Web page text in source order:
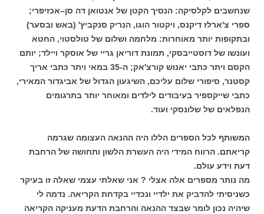
שנחשבים לקלסיקה: הנסיך הקטן של אנטואן דה סן–אכזיפרי;
ספרי צ'ארלז דיקנס, ויקטור הוגו, הנריק סנקביץ' (באש ובסער)
ובתקופות יותר מאוחרות: מלחמה ושלום של טולסטוי, החטא
ועונשו של דוסטייבסקי, תמונת דוריאן גריי של אוסקר ויילד; יותם
הקסם ויתר כתבי יאנוש קורצ'אק; ה-35 במאי ויתר כתבי אריך
קסטנר, סיפורי שלום עליכם, השיגעון הגדול של אביגדור המאירי,
כתבי שייקספיר בעיבודים לילדים ומאוחר יותר בתרגומים
הנפלאים של שלונסקי ועוד.
המשותף לכל הספרים הללו היה ההנאה העצומה שגרמה
קריאתם. הרווח המידי היה העשרת הלשון ותחושה של הרחבת
דעת וידע עולם.
מה נותר מספרים אלה אצלי ? אני שאלתי עצמי שאלה זו בעיקר
כשניסיתי להדביק את ילדיי ונכדיי בקדחת הקריאה. נדמה לי
שיהיה נכון לומר שבצד ההנאה והרחבת הדעת מעניקה הקריאה